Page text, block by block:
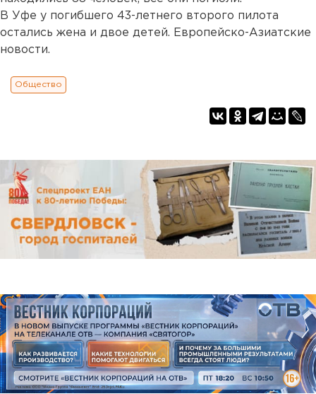
В Уфе у погибшего 43-летнего второго пилота
остались жена и двое детей. Европейско-Азиатские
новости.
Общество